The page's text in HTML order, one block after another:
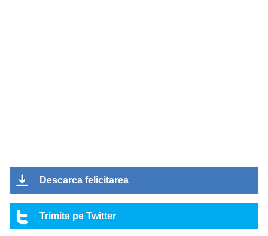
Descarca felicitarea
Trimite pe Twitter